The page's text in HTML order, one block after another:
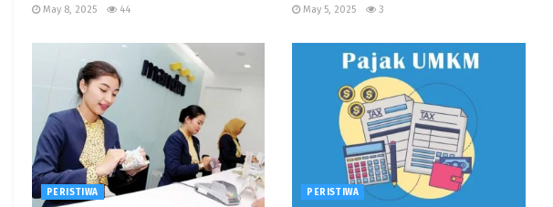
May 8, 2025 44 May 5, 2025 3
PERISTIWA PERISTIWA